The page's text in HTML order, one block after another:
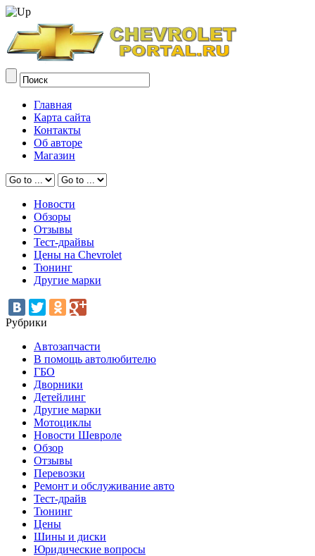
Главная
Карта сайта
Контакты
Об авторе
Магазин
Новости
Обзоры
Отзывы
Тест-драйвы
Цены на Chevrolet
Тюнинг
Другие марки
Рубрики
Автозапчасти
В помощь автолюбителю
ГБО
Дворники
Детейлинг
Другие марки
Мотоциклы
Новости Шевроле
Обзор
Отзывы
Перевозки
Ремонт и обслуживание авто
Тест-драйв
Тюнинг
Цены
Шины и диски
Юридические вопросы